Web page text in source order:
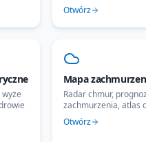
Otwórz
Mapa
Radar chmur,
zachmurzenia, atlas
Otwórz